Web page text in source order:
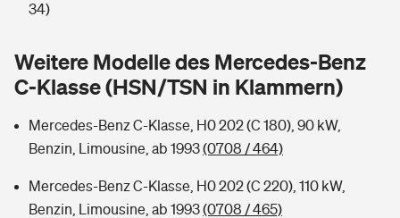
Hochwasser-Check: Wie gefährdet ist Ihr Haus?
Wer versichert was: Jetzt Versicherer finden
Sie haben Fragen?
Private Cyberversicherung
Musikinstrumentenversicherung
Rentenrechner: Wie viel Geld bekomme ich im Alter?
34)
Weitere Modelle des Mercedes-Benz
C-Klasse (HSN/TSN in Klammern)
Mercedes-Benz C-Klasse, H0 202 (C 180), 90 kW,
Benzin, Limousine, ab 1993(0708 / 464)
Mercedes-Benz C-Klasse, H0 202 (C 220), 110 kW,
Benzin, Limousine, ab 1993(0708 / 465)